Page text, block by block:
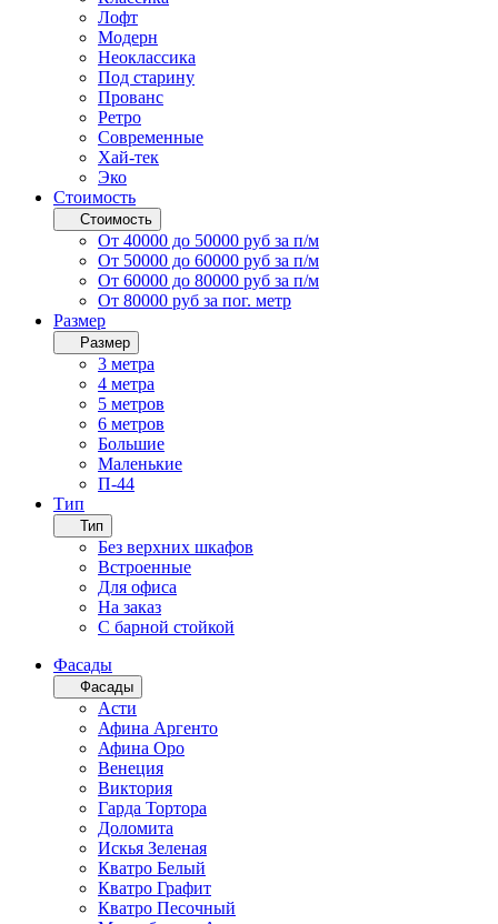
Лофт
Модерн
Неоклассика
Под старину
Прованс
Ретро
Современные
Хай-тек
Эко
Стоимость
Стоимость
От 40000 до 50000 руб за п/м
От 50000 до 60000 руб за п/м
От 60000 до 80000 руб за п/м
От 80000 руб за пог. метр
Размер
Размер
3 метра
4 метра
5 метров
6 метров
Большие
Маленькие
П-44
Тип
Тип
Без верхних шкафов
Встроенные
Для офиса
На заказ
С барной стойкой
Фасады
Фасады
Асти
Афина Аргенто
Афина Оро
Венеция
Виктория
Гарда Тортора
Доломита
Искья Зеленая
Кватро Белый
Кватро Графит
Кватро Песочный